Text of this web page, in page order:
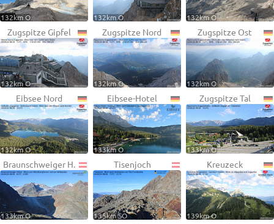
132km O 132km O 132km O
Zugspitze Gipfel
132km O
Zugspitze Nord
132km O
Zugspitze Ost
132km O
Eibsee Nord
132km O
Eibsee-Hotel
133km O
Zugspitze Tal
133km O
Braunschweiger H.
133km O
Tisenjoch
135km SO
Kreuzeck
139km O